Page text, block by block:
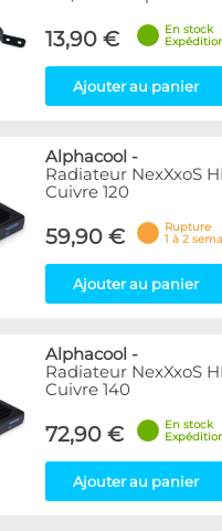
13,90 €
En stock
Ajouter au panier
Alphacool -
Radiateur NexXxoS
Cuivre 120
59,90 €
Rupture
1 à 2
Ajouter au panier
Alphacool -
Radiateur NexXxoS
Cuivre 140
72,90 €
En stock
Ajouter au panier